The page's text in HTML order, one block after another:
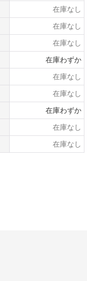
在庫なし
在庫なし
在庫なし
在庫わずか
在庫なし
在庫なし
在庫わずか
在庫なし
在庫なし